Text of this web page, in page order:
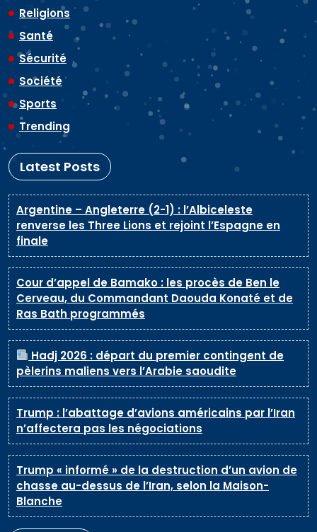
Religions
Santé
Sécurité
Société
Sports
Trending
Latest Posts
Argentine – Angleterre (2-1) : l’Albiceleste
renverse les Three Lions et rejoint l’Espagne en
finale
Cour d’appel de Bamako : les procès de Ben le
Cerveau, du Commandant Daouda Konaté et de
Ras Bath programmés
Hadj 2026 : départ du premier contingent de
pèlerins maliens vers l’Arabie saoudite
Trump : l’abattage d’avions américains par l’Iran
n’affectera pas les négociations
Trump « informé » de la destruction d’un avion de
chasse au-dessus de l’Iran, selon la Maison-
Blanche